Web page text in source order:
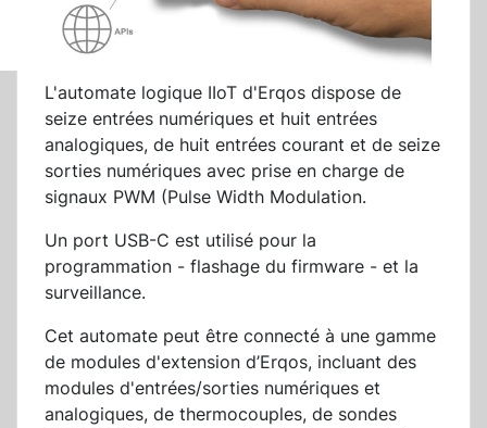
L'automate logique IIoT d'Erqos dispose de
seize entrées numériques et huit entrées
analogiques, de huit entrées courant et de seize
sorties numériques avec prise en charge de
signaux PWM (Pulse Width Modulation.
Un port USB-C est utilisé pour la
programmation - flashage du firmware - et la
surveillance.
Cet automate peut être connecté à une gamme
de modules d'extension d’Erqos, incluant des
modules d'entrées/sorties numériques et
analogiques, de thermocouples, de sondes